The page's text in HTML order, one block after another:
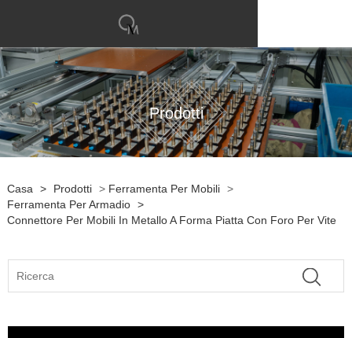
Prodotti
Casa > Prodotti > Ferramenta Per Mobili >
Ferramenta Per Armadio >
Connettore Per Mobili In Metallo A Forma Piatta Con Foro Per Vite